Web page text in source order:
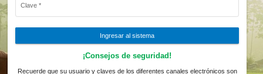
Ingrese su usuario registrado o temporal*